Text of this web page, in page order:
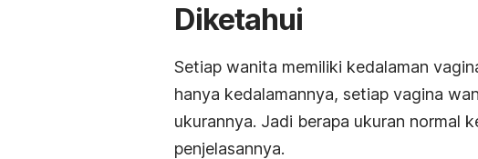
Diketahui
Setiap wanita memiliki kedalaman
hanya kedalamannya, setiap vagina
ukurannya. Jadi berapa ukuran normal
penjelasannya.